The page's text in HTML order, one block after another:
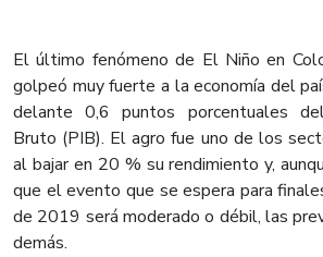
El último fenómeno de El Niño en
golpeó muy fuerte a la economía del
delante 0,6 puntos porcentuales
Bruto (PIB). El agro fue uno de los
al bajar en 20 % su rendimiento y,
que el evento que se espera para
de 2019 será moderado o débil, las
demás.